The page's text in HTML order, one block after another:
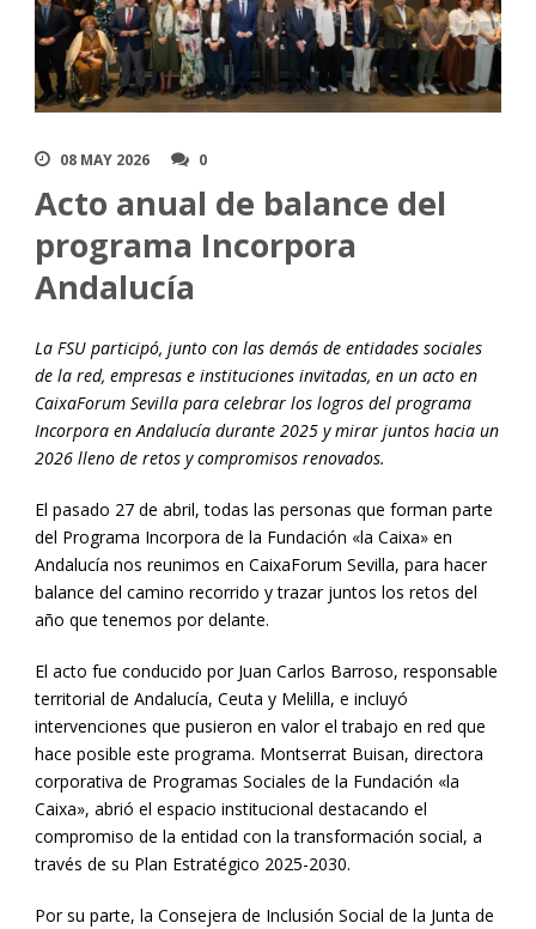
08 MAY 2026 0
Acto anual de balance del
programa Incorpora
Andalucía
La FSU participó, junto con las demás de entidades sociales
de la red, empresas e instituciones invitadas, en un acto en
CaixaForum Sevilla para celebrar los logros del programa
Incorpora en Andalucía durante 2025 y mirar juntos hacia un
2026 lleno de retos y compromisos renovados.
El pasado 27 de abril, todas las personas que forman parte
del Programa Incorpora de la Fundación «la Caixa» en
Andalucía nos reunimos en CaixaForum Sevilla, para hacer
balance del camino recorrido y trazar juntos los retos del
año que tenemos por delante.
El acto fue conducido por Juan Carlos Barroso, responsable
territorial de Andalucía, Ceuta y Melilla, e incluyó
intervenciones que pusieron en valor el trabajo en red que
hace posible este programa. Montserrat Buisan, directora
corporativa de Programas Sociales de la Fundación «la
Caixa», abrió el espacio institucional destacando el
compromiso de la entidad con la transformación social, a
través de su Plan Estratégico 2025-2030.
Por su parte, la Consejera de Inclusión Social de la Junta de